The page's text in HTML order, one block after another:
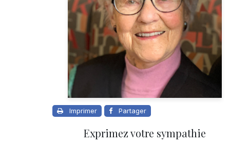
Imprimer Partager
Exprimez votre sympathie